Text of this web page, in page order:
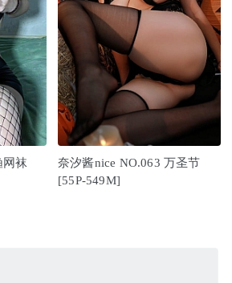
网袜
奈汐酱nice NO.063 万圣节
[55P-549M]